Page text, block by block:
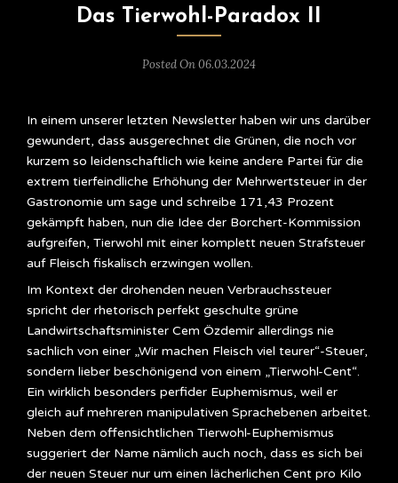
Das Tierwohl-Paradox II
Posted On 06.03.2024
In einem unserer letzten Newsletter haben wir uns darüber
gewundert, dass ausgerechnet die Grünen, die noch vor
kurzem so leidenschaftlich wie keine andere Partei für die
extrem tierfeindliche Erhöhung der Mehrwertsteuer in der
Gastronomie um sage und schreibe 171,43 Prozent
gekämpft haben, nun die Idee der Borchert-Kommission
aufgreifen, Tierwohl mit einer komplett neuen Strafsteuer
auf Fleisch fiskalisch erzwingen wollen.
Im Kontext der drohenden neuen Verbrauchssteuer
spricht der rhetorisch perfekt geschulte grüne
Landwirtschaftsminister Cem Özdemir allerdings nie
sachlich von einer „Wir machen Fleisch viel teurer“-Steuer,
sondern lieber beschönigend von einem „Tierwohl-Cent“.
Ein wirklich besonders perfider Euphemismus, weil er
gleich auf mehreren manipulativen Sprachebenen arbeitet.
Neben dem offensichtlichen Tierwohl-Euphemismus
suggeriert der Name nämlich auch noch, dass es sich bei
der neuen Steuer nur um einen lächerlichen Cent pro Kilo